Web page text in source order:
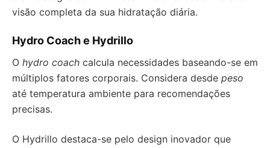
visão completa da sua hidratação diária.
Hydro Coach e Hydrillo
O hydro coach calcula necessidades baseando-se em
múltiplos fatores corporais. Considera desde peso
até temperatura ambiente para recomendações
precisas.
O Hydrillo destaca-se pelo design inovador que